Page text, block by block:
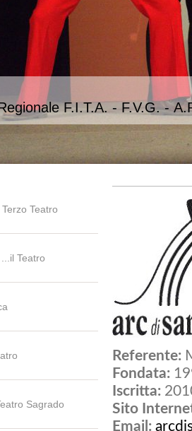
F.I.T.A. - F.V.G. -
Referente:
Fondata:
Iscritta:
Sito
Email:
Teatro
Teatro
Sagrado